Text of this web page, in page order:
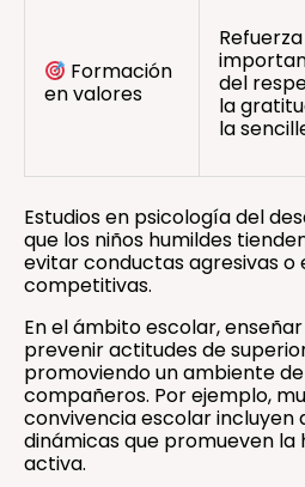
Formación
en valores
del
la
la
Estudios en psicología del
que los niños humildes
evitar conductas agresivas o
competitivas.
En el ámbito escolar,
prevenir actitudes de
promoviendo un ambiente
compañeros. Por ejemplo,
convivencia escolar incluyen
dinámicas que promueven la
activa.